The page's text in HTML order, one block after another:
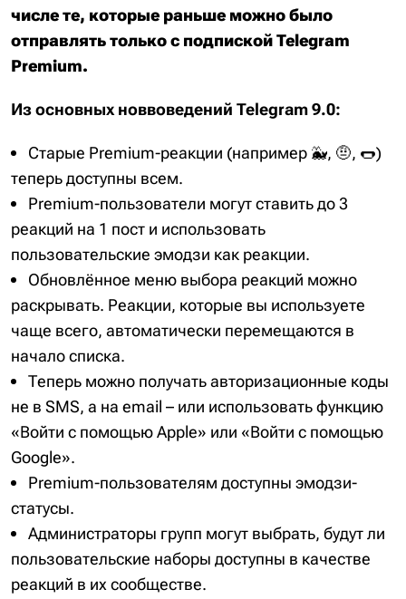
числе те, которые раньше можно было
отправлять только c подпиской Telegram
Premium.
Из основных новвоведений Telegram 9.0:
Старые Premium-реакции (например 🐳, 🤨, 🌭)
теперь доступны всем.
Premium-пользователи могут ставить до 3
реакций на 1 пост и использовать
пользовательские эмодзи как реакции.
Обновлённое меню выбора реакций можно
раскрывать. Реакции, которые вы используете
чаще всего, автоматически перемещаются в
начало списка.
Теперь можно получать авторизационные коды
не в SMS, а на email – или использовать функцию
«Войти с помощью Apple» или «Войти с помощью
Google».
Premium-пользователям доступны эмодзи-
статусы.
Администраторы групп могут выбрать, будут ли
пользовательские наборы доступны в качестве
реакций в их сообществе.